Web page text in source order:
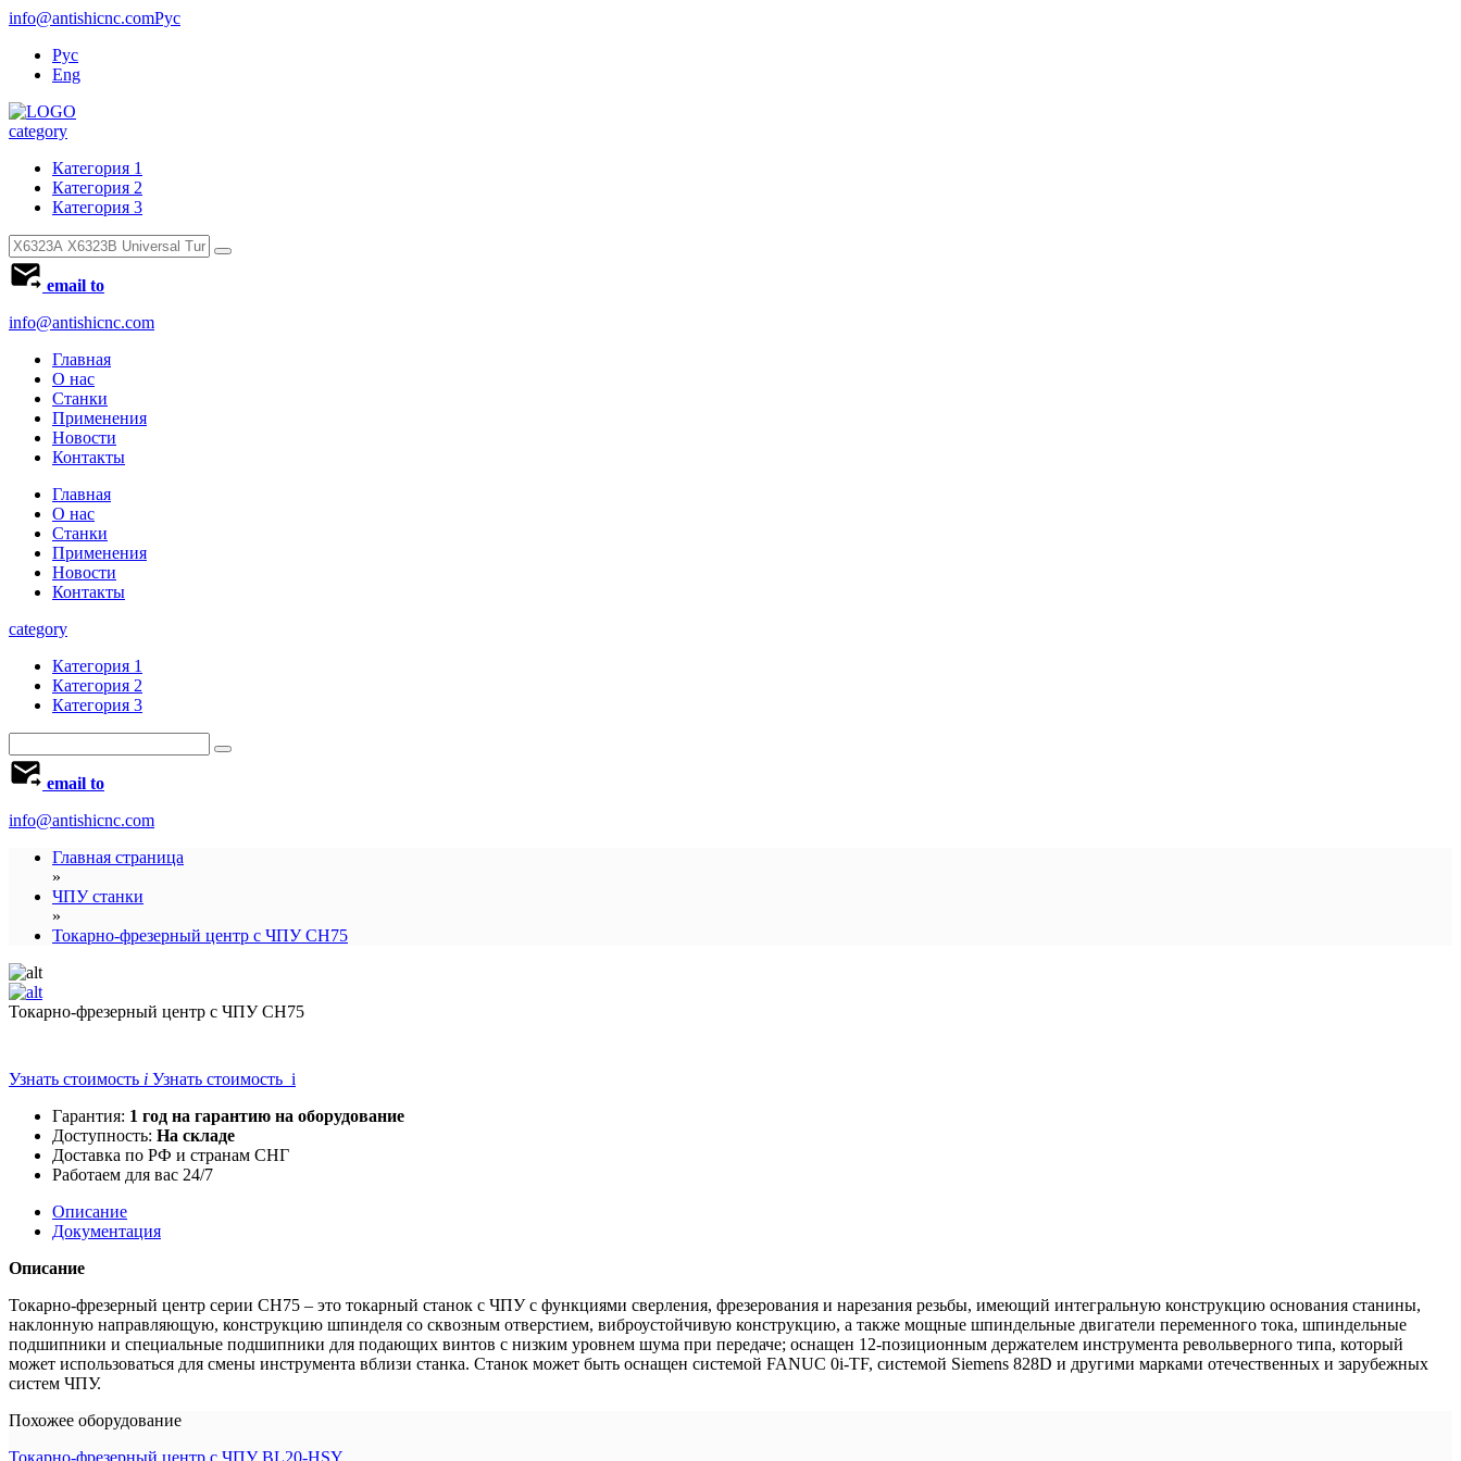
info@antishicnc.comРус
Рус
Eng
category
Категория 1
Категория 2
Категория 3
email to
info@antishicnc.com
Главная
О нас
Станки
Применения
Новости
Контакты
Главная
О нас
Станки
Применения
Новости
Контакты
category
Категория 1
Категория 2
Категория 3
email to
info@antishicnc.com
Главная страница
»
ЧПУ станки
»
Токарно-фрезерный центр с ЧПУ CH75
Токарно-фрезерный центр с ЧПУ CH75
Узнать стоимость i Узнать стоимость i
Гарантия: 1 год на гарантию на оборудование
Доступность: На складе
Доставка по РФ и странам СНГ
Работаем для вас 24/7
Описание
Документация
Описание
Токарно-фрезерный центр серии CH75 – это токарный станок с ЧПУ с функциями сверления, фрезерования и нарезания резьбы, имеющий интегральную конструкцию основания станины,
наклонную направляющую, конструкцию шпинделя со сквозным отверстием, виброустойчивую конструкцию, а также мощные шпиндельные двигатели переменного тока, шпиндельные
подшипники и специальные подшипники для подающих винтов с низким уровнем шума при передаче; оснащен 12-позиционным держателем инструмента револьверного типа, который
может использоваться для смены инструмента вблизи станка. Станок может быть оснащен системой FANUC 0i-TF, системой Siemens 828D и другими марками отечественных и зарубежных
систем ЧПУ.
Похожее оборудование
Токарно-фрезерный центр с ЧПУ BL20-HSY